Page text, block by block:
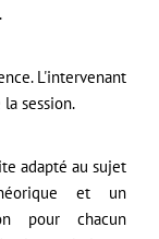
L'intervenant
session.
adapté au sujet
et un
pour chacun